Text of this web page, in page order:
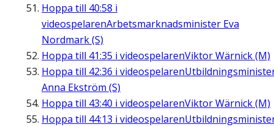
Hoppa till 40:58 i
videospelarenArbetsmarknadsminister Eva
Nordmark (S)
Hoppa till 41:35 i videospelarenViktor Wärnick (M)
Hoppa till 42:36 i videospelaren
Anna Ekström (S)
Hoppa till 43:40 i videospelarenViktor Wärnick (M)
Hoppa till 44:13 i videospelaren